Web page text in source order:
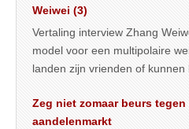
Weiwei (3)
Vertaling interview Zhang
model voor een multipolaire
landen zijn vrienden of kunnen
Zeg niet zomaar beurs tegen
aandelenmarkt